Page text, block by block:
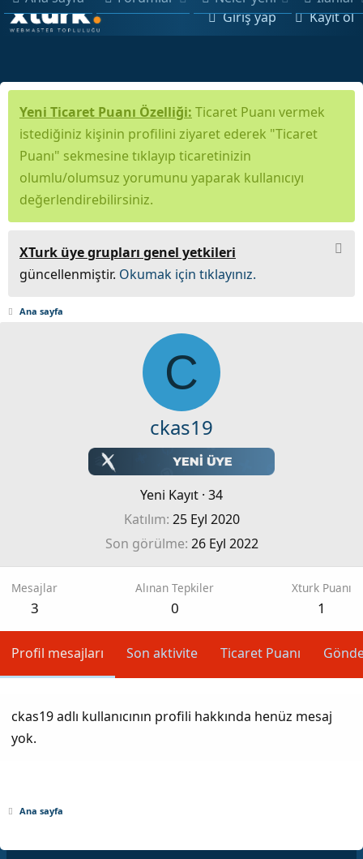
Giriş yap Kayıt ol
Yeni Ticaret Puanı Özelliği: Ticaret Puanı vermek
istediğiniz kişinin profilini ziyaret ederek "Ticaret
Puanı" sekmesine tıklayıp ticaretinizin
olumlu/olumsuz yorumunu yaparak kullanıcıyı
değerlendirebilirsiniz.
XTurk üye grupları genel yetkileri
güncellenmiştir. Okumak için tıklayınız.
Ana sayfa
C
ckas19
Yeni Kayıt · 34
Katılım 25 Eyl 2020
Son görülme 26 Eyl 2022
Mesajlar
3
Alınan Tepkiler
0
Xturk Puanı
1
Profil mesajları Son aktivite Ticaret Puanı
ckas19 adlı kullanıcının profili hakkında henüz mesaj
yok.
Ana sayfa